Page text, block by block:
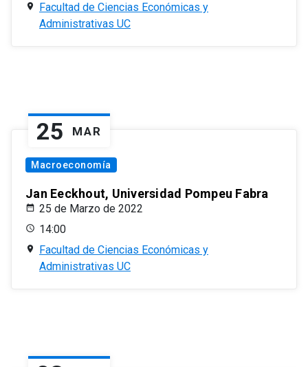
Facultad de Ciencias Económicas y
Administrativas UC
25 MAR
Macroeconomía
Jan Eeckhout, Universidad Pompeu Fabra
25 de Marzo de 2022
14:00
Facultad de Ciencias Económicas y
Administrativas UC